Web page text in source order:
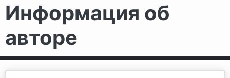
Информация об
авторе